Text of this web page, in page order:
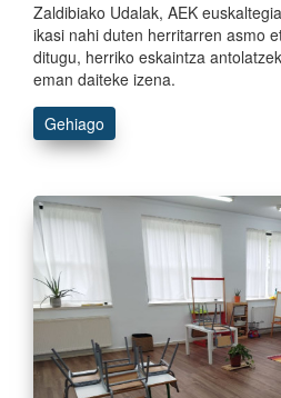
Zaldibiako Udalak, AEK
ikasi nahi duten herritarren asmo
ditugu, herriko eskaintza
eman daiteke izena.
Gehiago